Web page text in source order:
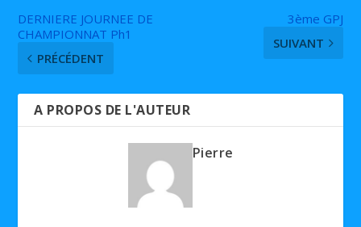
DERNIERE JOURNEE DE
CHAMPIONNAT Ph1
PRÉCÉDENT
3ème GPJ
SUIVANT
A PROPOS DE L'AUTEUR
Pierre